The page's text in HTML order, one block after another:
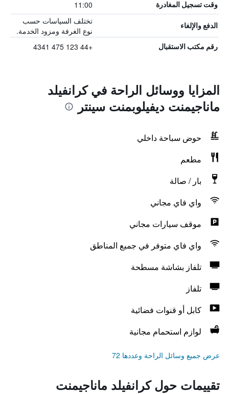
وقت تسجيل المغادرة 11:00
الدفع والإلغاء
تختلف السياسات حسب
نوع الغرفة ومزود الخدمة.
رقم مكتب الاستقبال +44 123 475 4341
المزايا ووسائل الراحة في كرانفيلد
ماناجيمنت ديفيلوبمنت سينتر
حوض سباحة داخلي
مطعم
بار / صالة
واي فاي مجاني
موقف سيارات مجاني
واي فاي متوفر في جميع المناطق
تلفاز بشاشة مسطحة
تلفاز
كابل أو قنوات فضائية
لوازم استحمام مجانية
عرض جميع وسائل الراحة وعددها 72
تقييمات حول كرانفيلد ماناجيمنت